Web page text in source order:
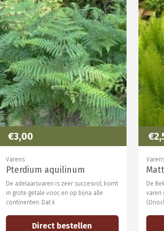
€3,00
Varens
Pterdium aquilinum
De adelaarsvaren is zeer succesvol, komt
in grote getale voor, en op bijna alle
continenten. Dat k
Direct bestellen
De
varen